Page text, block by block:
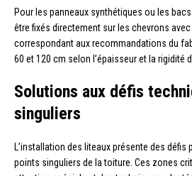
Pour les panneaux synthétiques ou les
être fixés directement sur les chevrons
correspondant aux recommandations du
60 et 120 cm selon l’épaisseur et la rigidité
Solutions aux défis
singuliers
L’installation des liteaux présente des défis
points singuliers de la toiture. Ces zones